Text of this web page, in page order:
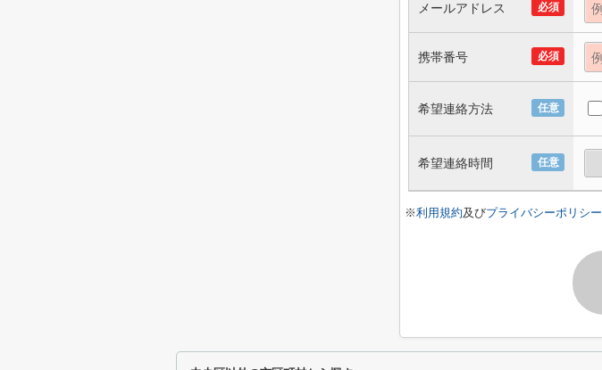
必須
メールアドレス
必須
携帯番号
任意
希望連絡方法
任意
希望連絡時間
※利用規約及びプライバシーポリシー